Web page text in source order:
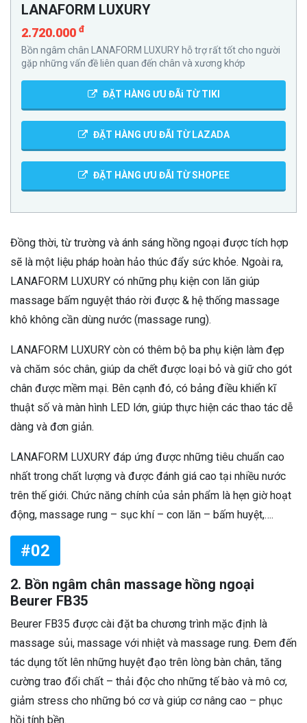
LANAFORM LUXURY
2.720.000 đ
Bồn ngâm chân LANAFORM LUXURY hỗ trợ rất tốt cho người
gặp những vấn đề liên quan đến chân và xương khớp
ĐẶT HÀNG ƯU ĐÃi TỪ TIKI
ĐẶT HÀNG ƯU ĐÃI TỪ LAZADA
ĐẶT HÀNG ƯU ĐÃI TỪ SHOPEE
Đồng thời, từ trường và ánh sáng hồng ngoại được tích hợp
sẽ là một liệu pháp hoàn hảo thúc đẩy sức khỏe. Ngoài ra,
LANAFORM LUXURY có những phụ kiện con lăn giúp
massage bấm nguyệt tháo rời được & hệ thống massage
khô không cần dùng nước (massage rung).
LANAFORM LUXURY còn có thêm bộ ba phụ kiện làm đẹp
và chăm sóc chân, giúp da chết được loại bỏ và giữ cho gót
chân được mềm mại. Bên cạnh đó, có bảng điều khiển kĩ
thuật số và màn hình LED lớn, giúp thực hiện các thao tác dễ
dàng và đơn giản.
LANAFORM LUXURY đáp ứng được những tiêu chuẩn cao
nhất trong chất lượng và được đánh giá cao tại nhiều nước
trên thế giới. Chức năng chính của sản phẩm là hẹn giờ hoạt
động, massage rung – sục khí – con lăn – bấm huyệt,….
#02
2. Bồn ngâm chân massage hồng ngoại
Beurer FB35
Beurer FB35 được cài đặt ba chương trình mặc định là
massage sủi, massage với nhiệt và massage rung. Đem đến
tác dụng tốt lên những huyệt đạo trên lòng bàn chân, tăng
cường trao đổi chất – thải độc cho những tế bào và mô cơ,
giảm stress cho những bó cơ và giúp cơ nâng cao – phục
hồi tính bền.